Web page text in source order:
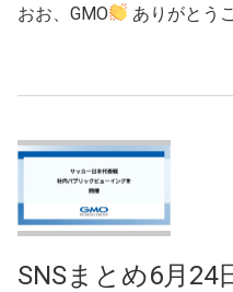
おお、GMO ありがとう
SNSまとめ6月24